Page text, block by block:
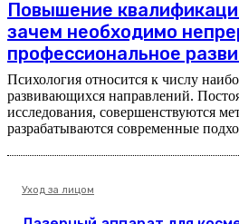
Повышение
зачем необходимо
профессиональное
Психология относится к числу
развивающихся направлений.
исследования, совершенствуются
разрабатываются современные
Уход за лицом